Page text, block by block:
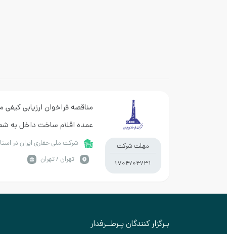
مهلت شرکت
1704/03/31
مناقصه فراخوان ارزیابی
حفاری )شرکت ملی حفاری ایران در
تهران / تهران
بـرگزار کنندگان پـرطــرفدار